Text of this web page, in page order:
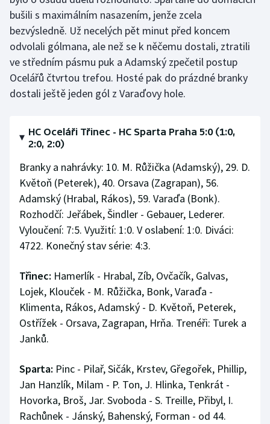
Stolní tenis
Triatlon
Veslování
Vodní slalom
bušili s maximálním nasazením, jenže zcela
bezvýsledně. Už necelých pět minut před koncem
odvolali gólmana, ale než se k něčemu dostali, ztratili
ve středním pásmu puk a Adamský zpečetil postup
Ocelářů čtvrtou trefou. Hosté pak do prázdné branky
dostali ještě jeden gól z Varaďovy hole.
HC Oceláři Třinec - HC Sparta Praha 5:0 (1:0,
2:0, 2:0)
Branky a nahrávky: 10. M. Růžička (Adamský), 29. D.
Květoň (Peterek), 40. Orsava (Zagrapan), 56.
Adamský (Hrabal, Rákos), 59. Varaďa (Bonk).
Rozhodčí: Jeřábek, Šindler - Gebauer, Lederer.
Vyloučení: 7:5. Využití: 1:0. V oslabení: 1:0. Diváci:
4722. Konečný stav série: 4:3.
Třinec: Hamerlík - Hrabal, Zíb, Ovčačík, Galvas,
Lojek, Klouček - M. Růžička, Bonk, Varaďa -
Klimenta, Rákos, Adamský - D. Květoň, Peterek,
Ostřížek - Orsava, Zagrapan, Hrňa. Trenéři: Turek a
Janků.
Sparta: Pinc - Pilař, Sičák, Krstev, Gřegořek, Phillip,
Jan Hanzlík, Milam - P. Ton, J. Hlinka, Tenkrát -
Hovorka, Broš, Jar. Svoboda - S. Treille, Přibyl, I.
Rachůnek - Jánský, Bahenský, Forman - od 44.